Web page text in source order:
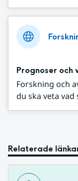
Prognoser och
Forskning och
du ska veta vad
Relaterade